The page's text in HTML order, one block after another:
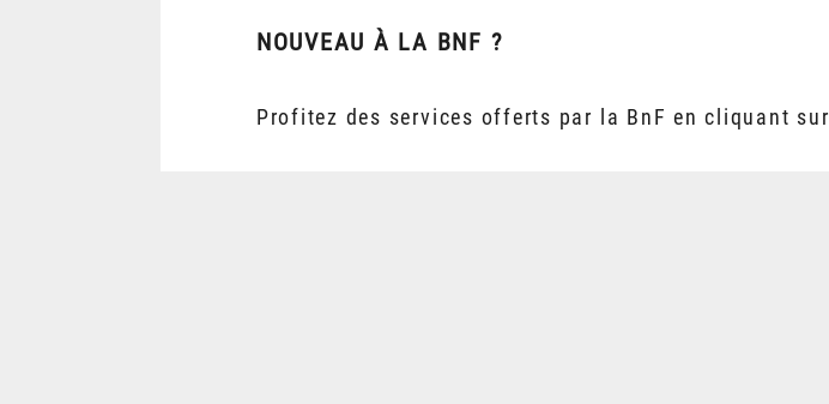
NOUVEAU À LA BNF ?
Profitez des services offerts par la BnF en cliquant sur